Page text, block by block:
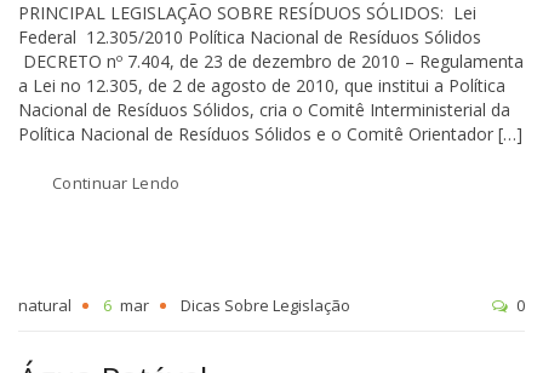
PRINCIPAL LEGISLAÇÃO SOBRE RESÍDUOS SÓLIDOS: Lei
Federal 12.305/2010 Política Nacional de Resíduos Sólidos
DECRETO nº 7.404, de 23 de dezembro de 2010 – Regulamenta
a Lei no 12.305, de 2 de agosto de 2010, que institui a Política
Nacional de Resíduos Sólidos, cria o Comitê Interministerial da
Política Nacional de Resíduos Sólidos e o Comitê Orientador […]
Continuar Lendo
natural 6 mar Dicas Sobre Legislação 0